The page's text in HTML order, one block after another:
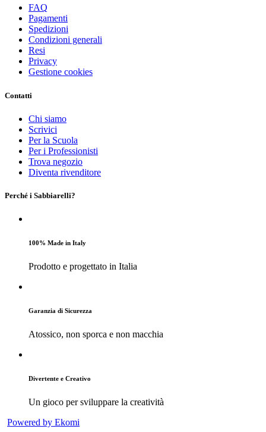
FAQ
Pagamenti
Spedizioni
Condizioni generali
Resi
Privacy
Gestione cookies
Contatti
Chi siamo
Scrivici
Per la Scuola
Per i Professionisti
Trova negozio
Diventa rivenditore
Perché i Sabbiarelli?
100% Made in Italy
Prodotto e progettato in Italia
Garanzia di Sicurezza
Atossico, non sporca e non macchia
Divertente e Creativo
Un gioco per sviluppare la creatività
Powered by Ekomi